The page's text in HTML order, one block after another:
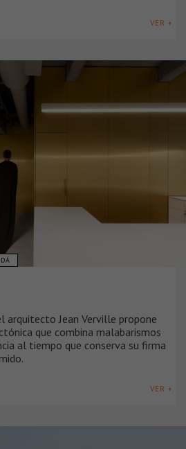
VER +
arquitecto Jean Verville propone
que combina malabarismos
al tiempo que conserva su firma
VER +